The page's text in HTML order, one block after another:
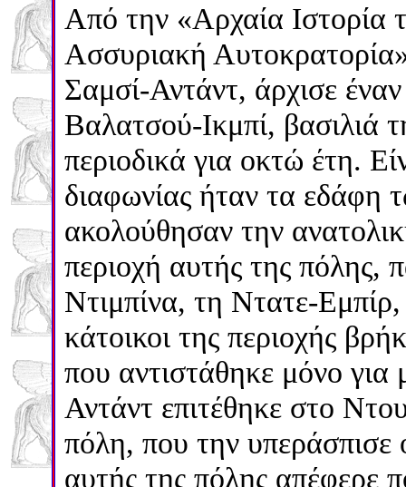
Από την «Αρχαία Ιστορία
Ασσυριακή
Σαμσί-Αντάντ, άρχισε
Βαλατσού-Ικμπί, βασιλιά
περιοδικά για οκτώ έτη.
διαφωνίας ήταν τα εδάφη
ακολούθησαν την
περιοχή αυτής της πόλης,
Ντιμπίνα, τη Ντατε-Εμπίρ,
κάτοικοι της περιοχής
που αντιστάθηκε μόνο
Αντάντ επιτέθηκε στο
πόλη, που την
αυτής της πόλης